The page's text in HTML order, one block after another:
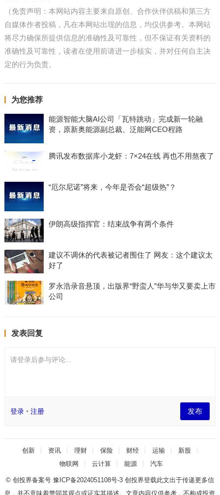
（免责声明：本网站内容主要来自原创、合作伙伴供稿和第三方
自媒体作者投稿，凡在本网站出现的信息，均仅供参考。本网站
将尽力确保所提供信息的准确性及可靠性，但不保证有关资料的
准确性及可靠性，读者在使用前请进一步核实，并对任何自主决
定的行为负责。
为您推荐
能源智能大脑AI公司「瓦特跳动」完成新一轮融
资，原新奥能源副总裁、泛能网CEO程路
腾讯发布数据库小龙虾：7×24在线 再也不用熬夜了
“厄尔尼诺”将来，今年是否会“超级热”？
伊朗高级指挥官：结束战争有两个条件
建议不调休的代表被记者围住了 网友：这个建议太
好了
罗永浩录音悬顶，出版界“野蛮人”华与华又要卖上市
公司
发表回复
请登录后参与评论...
登录• 注册 发布
创新 资讯 理财 保险 财经 运输
新股
物联网
云计算 能源 汽车
© 创投界备案号 豫ICP备2024051108号-3 创投界登载此文出于传递更多信
息，并不意味着赞同其观点或证实其描述。文章内容仅供参考，不构成投资